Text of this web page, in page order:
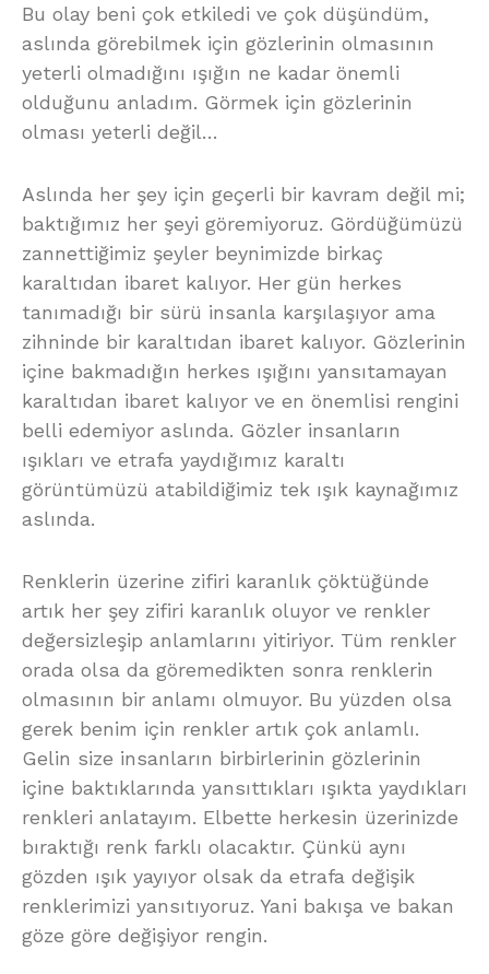
Bu olay beni çok etkiledi ve çok düşündüm,
aslında görebilmek için gözlerinin olmasının
yeterli olmadığını ışığın ne kadar önemli
olduğunu anladım. Görmek için gözlerinin
olması yeterli değil…
Aslında her şey için geçerli bir kavram değil mi;
baktığımız her şeyi göremiyoruz. Gördüğümüzü
zannettiğimiz şeyler beynimizde birkaç
karaltıdan ibaret kalıyor. Her gün herkes
tanımadığı bir sürü insanla karşılaşıyor ama
zihninde bir karaltıdan ibaret kalıyor. Gözlerinin
içine bakmadığın herkes ışığını yansıtamayan
karaltıdan ibaret kalıyor ve en önemlisi rengini
belli edemiyor aslında. Gözler insanların
ışıkları ve etrafa yaydığımız karaltı
görüntümüzü atabildiğimiz tek ışık kaynağımız
aslında.
Renklerin üzerine zifiri karanlık çöktüğünde
artık her şey zifiri karanlık oluyor ve renkler
değersizleşip anlamlarını yitiriyor. Tüm renkler
orada olsa da göremedikten sonra renklerin
olmasının bir anlamı olmuyor. Bu yüzden olsa
gerek benim için renkler artık çok anlamlı.
Gelin size insanların birbirlerinin gözlerinin
içine baktıklarında yansıttıkları ışıkta yaydıkları
renkleri anlatayım. Elbette herkesin üzerinizde
bıraktığı renk farklı olacaktır. Çünkü aynı
gözden ışık yayıyor olsak da etrafa değişik
renklerimizi yansıtıyoruz. Yani bakışa ve bakan
göze göre değişiyor rengin.